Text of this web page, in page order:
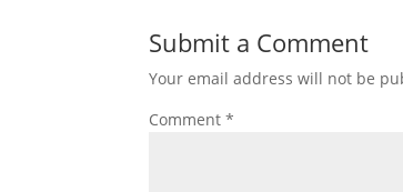
Submit a Comment
Your email address will not be
Comment*